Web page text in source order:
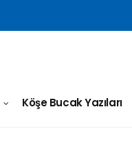
Köşe Bucak Yazıları